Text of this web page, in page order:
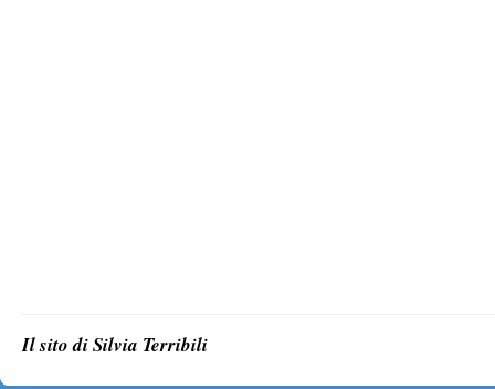
Il sito di Silvia Terribili